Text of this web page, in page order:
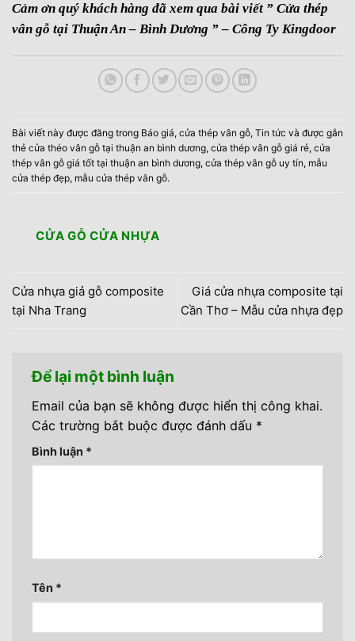
Cảm ơn quý khách hàng đã xem qua bài viết ” Cửa thép
vân gỗ tại Thuận An – Bình Dương ” – Công Ty Kingdoor
Bài viết này được đăng trong Báo giá, cửa thép vân gỗ, Tin tức và được gắn
thẻ cửa théo vân gỗ tại thuận an bình dương, cửa thép vân gỗ giá rẻ, cửa
thép vân gỗ giá tốt tại thuận an bình dương, cửa thép vân gỗ uy tín, mẫu
cửa thép đẹp, mẫu cửa thép vân gỗ.
CỬA GỖ CỬA NHỰA
Cửa nhựa giả gỗ composite
tại Nha Trang
Giá cửa nhựa composite tại
Cần Thơ – Mẫu cửa nhựa đẹp
Để lại một bình luận
Email của bạn sẽ không được hiển thị công khai.
Các trường bắt buộc được đánh dấu *
Bình luận *
Tên *